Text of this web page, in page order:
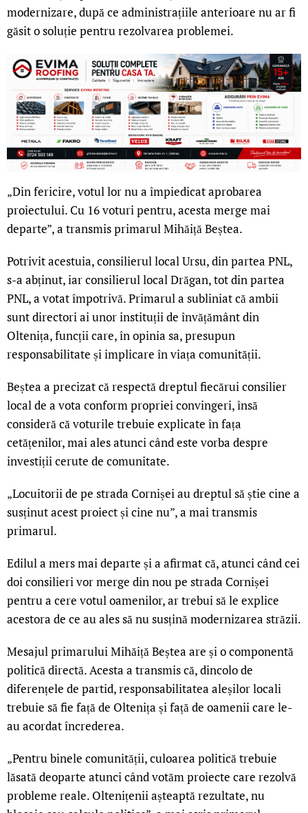
modernizare, după ce administrațiile anterioare nu ar fi
găsit o soluție pentru rezolvarea problemei.
„Din fericire, votul lor nu a împiedicat aprobarea
proiectului. Cu 16 voturi pentru, acesta merge mai
departe”, a transmis primarul Mihăiță Beștea.
Potrivit acestuia, consilierul local Ursu, din partea PNL,
s-a abținut, iar consilierul local Drăgan, tot din partea
PNL, a votat împotrivă. Primarul a subliniat că ambii
sunt directori ai unor instituții de învățământ din
Oltenița, funcții care, în opinia sa, presupun
responsabilitate și implicare în viața comunității.
Beștea a precizat că respectă dreptul fiecărui consilier
local de a vota conform propriei convingeri, însă
consideră că voturile trebuie explicate în fața
cetățenilor, mai ales atunci când este vorba despre
investiții cerute de comunitate.
„Locuitorii de pe strada Cornișei au dreptul să știe cine a
susținut acest proiect și cine nu”, a mai transmis
primarul.
Edilul a mers mai departe și a afirmat că, atunci când cei
doi consilieri vor merge din nou pe strada Cornișei
pentru a cere votul oamenilor, ar trebui să le explice
acestora de ce au ales să nu susțină modernizarea străzii.
Mesajul primarului Mihăiță Beștea are și o componentă
politică directă. Acesta a transmis că, dincolo de
diferențele de partid, responsabilitatea aleșilor locali
trebuie să fie față de Oltenița și față de oamenii care le-
au acordat încrederea.
„Pentru binele comunității, culoarea politică trebuie
lăsată deoparte atunci când votăm proiecte care rezolvă
probleme reale. Oltenițenii așteaptă rezultate, nu